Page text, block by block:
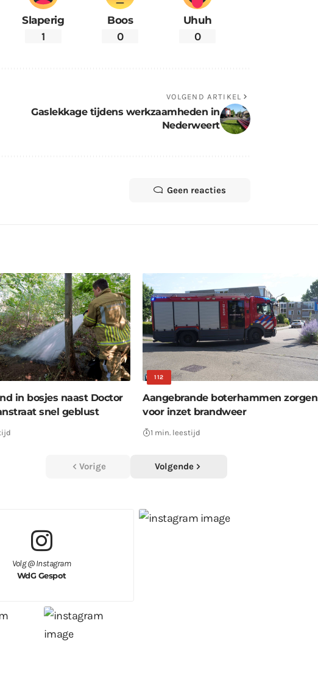
Slaperig
1
Boos
0
Uhuh
0
VOLGEND ARTIKEL
Gaslekkage tijdens werkzaamheden in
Nederweert
Geen reacties
in bosjes naast Doctor
snel geblust
112
Aangebrande boterhammen zorgen
voor inzet brandweer
1 min. leestijd
Vorige Volgende
Volg @ Instagram
WdG Gespot